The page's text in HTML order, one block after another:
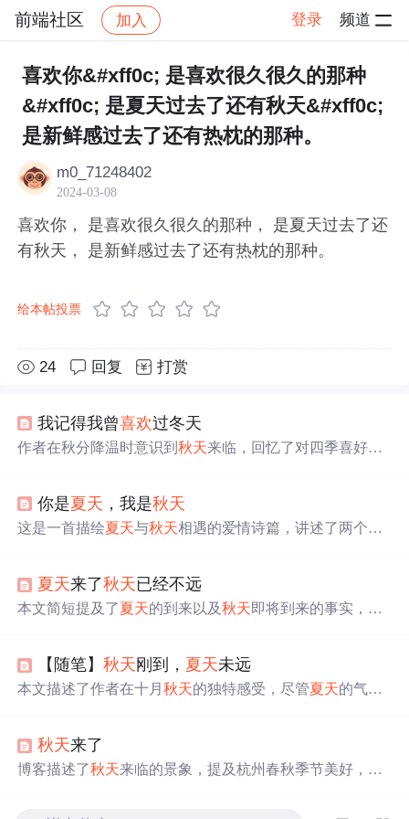
前端社区 加入 登录 频道
社区 前端社区 感慨 帖子详情
喜欢你&#xff0c; 是喜欢很久很久的那种
&#xff0c; 是夏天过去了还有秋天&#xff0c;
是新鲜感过去了还有热枕的那种。
m0_71248402
2024-03-08
喜欢你， 是喜欢很久很久的那种， 是夏天过去了还
有秋天， 是新鲜感过去了还有热枕的那种。
给本帖投票
24 回复 打赏
我记得我曾喜欢过冬天
作者在秋分降温时意识到秋天来临，回忆了对四季喜好的
对 夏天结束的感慨和对四季不同体验的感悟。
你是夏天 ，我是秋天
这是一首描绘夏天与秋天相遇的爱情诗篇，讲述了两个季
夏天来了秋天已经不远
本文简短提及了夏天的到来以及秋天即将到来的事实，虽
【随笔】秋天刚到， 夏天未远
本文描述了作者在十月秋天的独特感受，尽管夏天的气息
变化。文章表达了对自然界变化的感慨和对美好事物的留
恋。
秋天来了
博客描述了秋天来临的景象，提及杭州春秋季节美好， 夏